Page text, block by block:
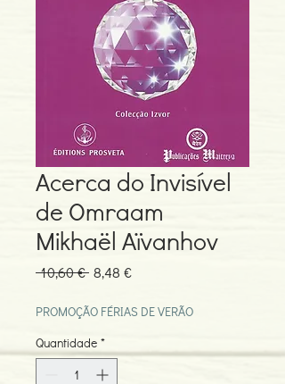
Acerca do Invisível
de Omraam
Mikhaël Aïvanhov
10,60 € Preço
8,48 €Preço
PROMOÇÃO FÉRIAS DE VERÃO
Quantidade *